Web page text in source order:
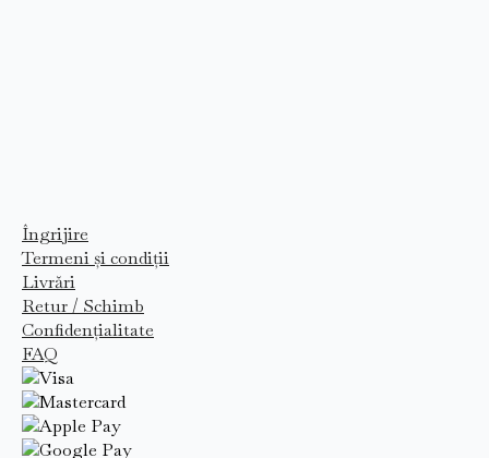
Îngrijire
Termeni și condiții
Livrări
Retur / Schimb
Confidențialitate
FAQ